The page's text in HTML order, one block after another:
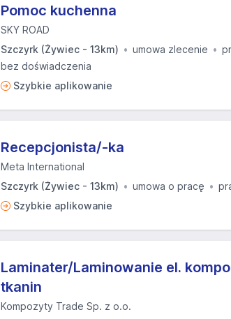
Pomoc kuchenna
SKY ROAD
Szczyrk (Żywiec - 13km)
umowa zlecenie
bez doświadczenia
Szybkie aplikowanie
Recepcjonista/-ka
Meta International
Szczyrk (Żywiec - 13km)
umowa o pracę
Szybkie aplikowanie
Laminater/Laminowanie el.
tkanin
Kompozyty Trade Sp. z o.o.